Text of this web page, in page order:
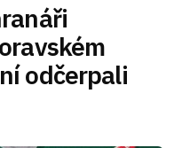
odčerpali